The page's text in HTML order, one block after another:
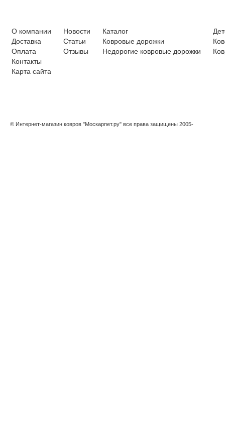
О компании Новости Каталог
Доставка
Статьи Ковровые дорожки
Оплата
Отзывы Недорогие ковровые дорожки
Контакты
Карта сайта
© Интернет-магазин ковров "Москарпет.ру" все права защищены 2005-